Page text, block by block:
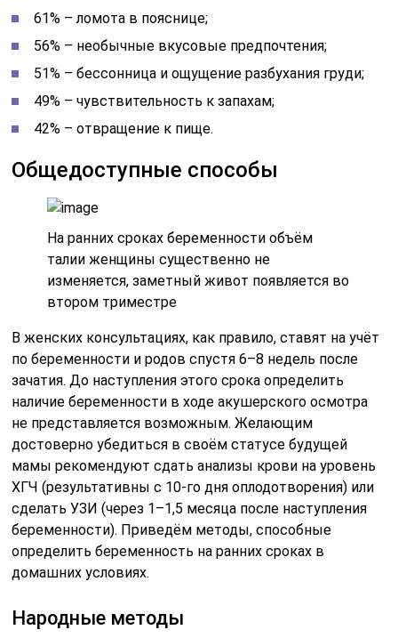
61% – ломота в пояснице;
56% – необычные вкусовые предпочтения;
51% – бессонница и ощущение разбухания груди;
49% – чувствительность к запахам;
42% – отвращение к пище.
Общедоступные способы
На ранних сроках беременности объём
талии женщины существенно не
изменяется, заметный живот появляется во
втором триместре
В женских консультациях, как правило, ставят на учёт
по беременности и родов спустя 6–8 недель после
зачатия. До наступления этого срока определить
наличие беременности в ходе акушерского осмотра
не представляется возможным. Желающим
достоверно убедиться в своём статусе будущей
мамы рекомендуют сдать анализы крови на уровень
ХГЧ (результативны с 10-го дня оплодотворения) или
сделать УЗИ (через 1–1,5 месяца после наступления
беременности). Приведём методы, способные
определить беременность на ранних сроках в
домашних условиях.
Народные методы